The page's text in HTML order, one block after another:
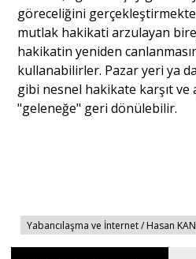
göreceliğini
mutlak hakikati arzulayan
hakikatin yeniden
kullanabilirler. Pazar yeri ya
gibi nesnel hakikate karşıt ve
"geleneğe" geri dönülebilir.
Yabancılaşma ve İnternet / Hasan